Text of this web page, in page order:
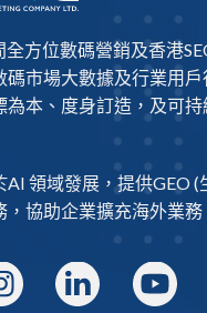
全方位數碼營銷及香港
碼市場大數據及行業用
為本、度身訂造，及可
AI 領域發展，提供GEO(
，協助企業擴充海外業務